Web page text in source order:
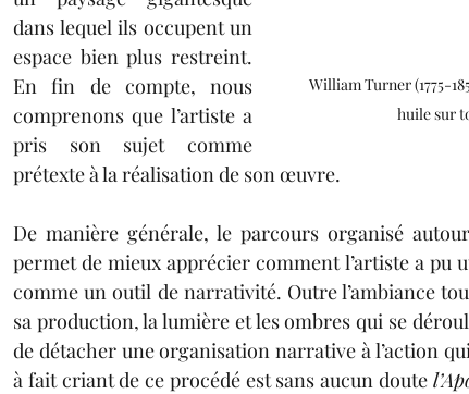
William Turner (1775-
huile sur
dans lequel ils occupent un
espace bien plus restreint.
En fin de compte, nous
comprenons que l’artiste a
pris son sujet comme
prétexte à la réalisation de son œuvre.
De manière générale, le parcours organisé
permet de mieux apprécier comment l’artiste a pu
comme un outil de narrativité. Outre l’ambiance
sa production, la lumière et les ombres qui se
de détacher une organisation narrative à l’action
à fait criant de ce procédé est sans aucun doute